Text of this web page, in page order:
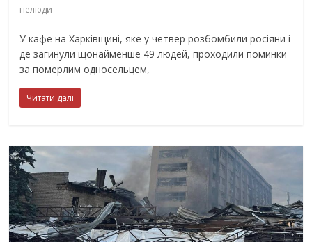
нелюди
У кафе на Харківщині, яке у четвер розбомбили росіяни і
де загинули щонайменше 49 людей, проходили поминки
за померлим односельцем,
Читати далі